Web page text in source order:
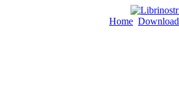
Home Download